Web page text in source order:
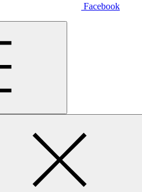
Facebook